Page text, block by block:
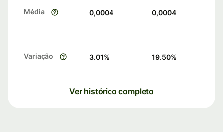
Média 0,0004 0,0004
Variação 3.01% 19.50%
Ver histórico completo